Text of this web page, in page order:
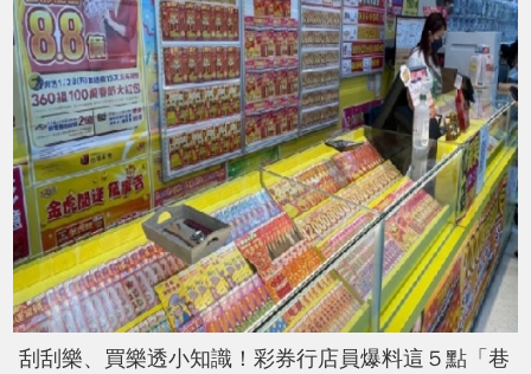
刮刮樂、買樂透小知識！彩券行店員爆料這５點「巷